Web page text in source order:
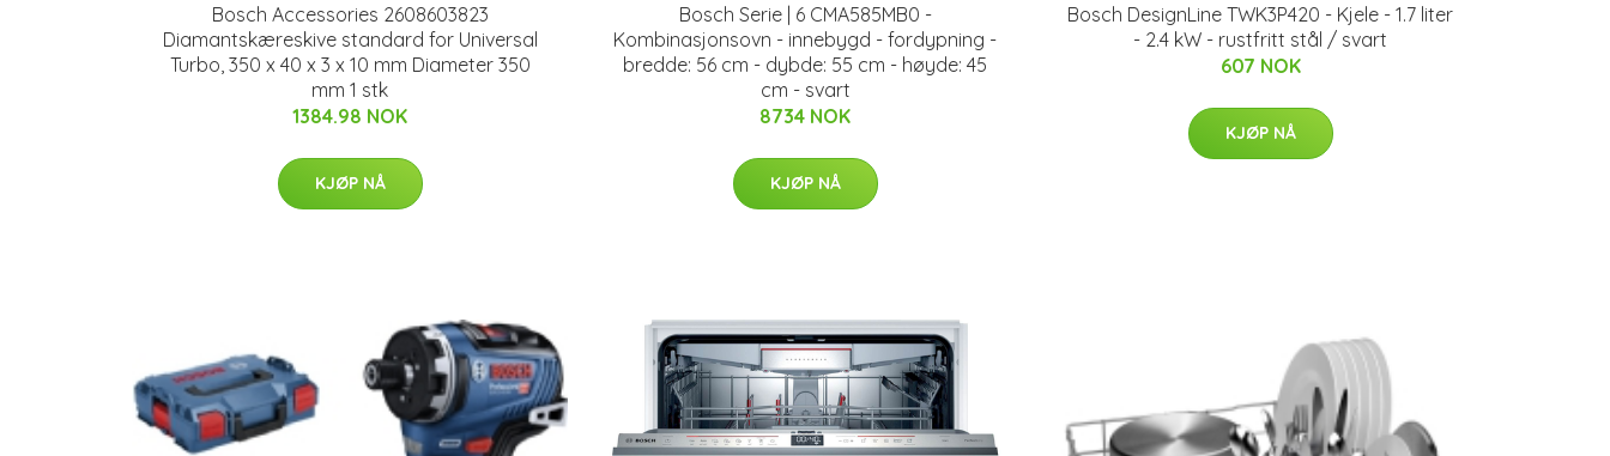
Bosch Accessories 2608603823
Diamantskæreskive standard for Universal
Turbo, 350 x 40 x 3 x 10 mm Diameter 350
mm 1 stk
1384.98 NOK
KJØP NÅ
Bosch Serie | 6 CMA585MB0 -
Kombinasjonsovn - innebygd - fordypning -
bredde: 56 cm - dybde: 55 cm - høyde: 45
cm - svart
8734 NOK
KJØP NÅ
Bosch DesignLine TWK3P420 - Kjele - 1.7 liter
- 2.4 kW - rustfritt stål / svart
607 NOK
KJØP NÅ